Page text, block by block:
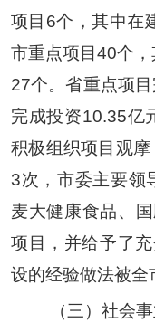
项目 6个，其中在
市重点项目 40个，
27个。省重点项
完成投资10.35亿
积极组织项目观
3次，市委主要领
麦大健康食品、
项目，并给予了
设的经验做法被全
（三）社会